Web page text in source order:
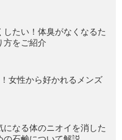
たい！体臭がなくなるた
方をご紹介
女性から好かれるメンズ
なる体のニオイを消した